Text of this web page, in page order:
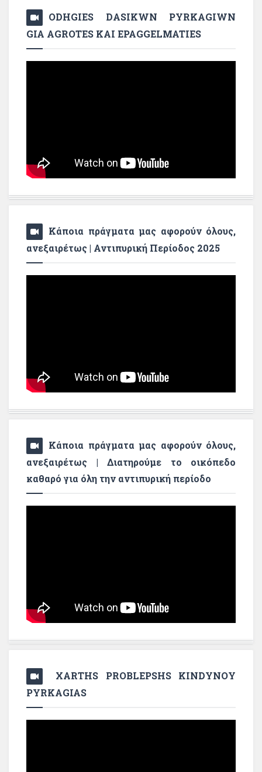
ODHGIES DASIKWN PYRKAGIWN
GIA AGROTES KAI EPAGGELMATIES
Κάποια πράγματα μας αφορούν όλους,
ανεξαιρέτως | Αντιπυρική Περίοδος 2025
Κάποια πράγματα μας αφορούν όλους,
ανεξαιρέτως | Διατηρούμε το οικόπεδο
καθαρό για όλη την αντιπυρική περίοδο
XARTHS PROBLEPSHS KINDYNOY
PYRKAGIAS